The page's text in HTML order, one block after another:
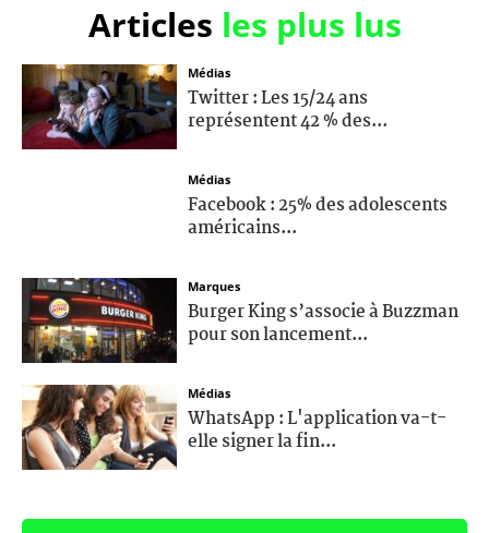
Articles les plus lus
Médias
Twitter : Les 15/24 ans
représentent 42 % des...
Médias
Facebook : 25% des adolescents
américains...
Marques
Burger King s’associe à Buzzman
pour son lancement...
Médias
WhatsApp : L'application va-t-
elle signer la fin...